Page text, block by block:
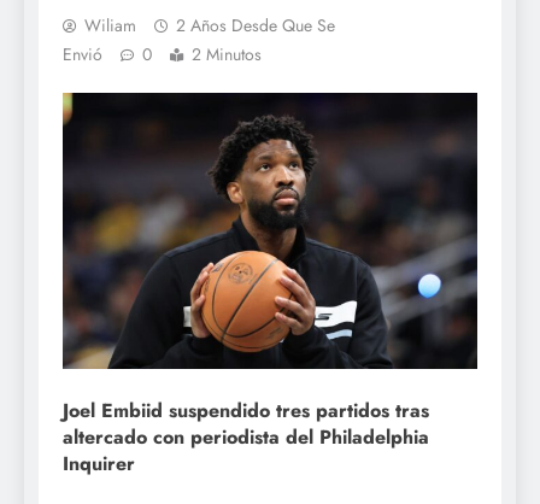
Wiliam
2 Años Desde Que Se
Envió
0 2 Minutos
Joel Embiid suspendido tres partidos tras
altercado con periodista del Philadelphia
Inquirer